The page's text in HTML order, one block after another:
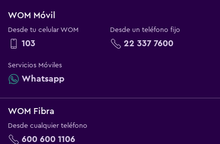
WOM Móvil
Desde tu celular WOM
103
Desde un teléfono fijo
22 337 7600
Servicios Móviles
Whatsapp
WOM Fibra
Desde cualquier teléfono
600 600 1106